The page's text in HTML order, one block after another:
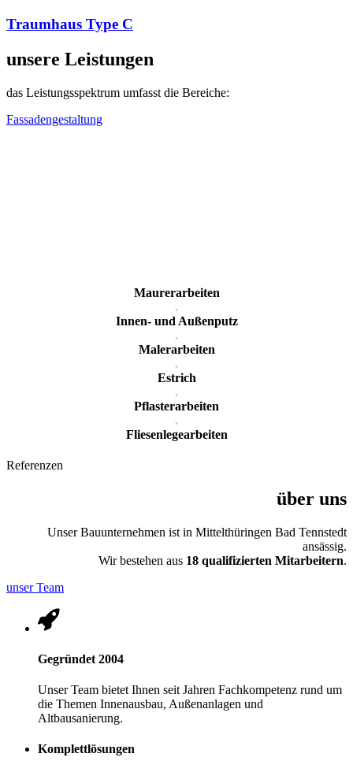
Traumhaus Type C
unsere Leistungen
das Leistungsspektrum umfasst die Bereiche:
Fassadengestaltung
Maurerarbeiten
.
Innen- und Außenputz
.
Malerarbeiten
.
Estrich
.
Pflasterarbeiten
.
Fliesenlegearbeiten
Referenzen
über uns
Unser Bauunternehmen ist in Mittelthüringen Bad Tennstedt
ansässig.
Wir bestehen aus 18 qualifizierten Mitarbeitern.
unser Team
Gegründet 2004
Unser Team bietet Ihnen seit Jahren Fachkompetenz rund um
die Themen Innenausbau, Außenanlagen und
Altbausanierung.
Komplettlösungen